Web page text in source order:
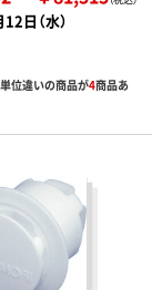
日（水）
位違いの商品が4商品あ